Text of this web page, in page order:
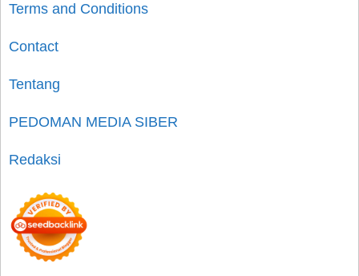
Terms and Conditions
Contact
Tentang
PEDOMAN MEDIA SIBER
Redaksi